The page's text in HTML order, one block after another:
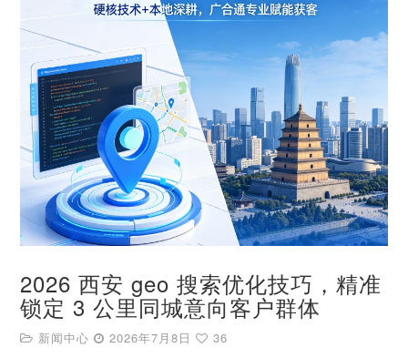
2026 西安 geo 搜索优化技巧，精准
锁定 3 公里同城意向客户群体
新闻中心 2026年7月8日 36